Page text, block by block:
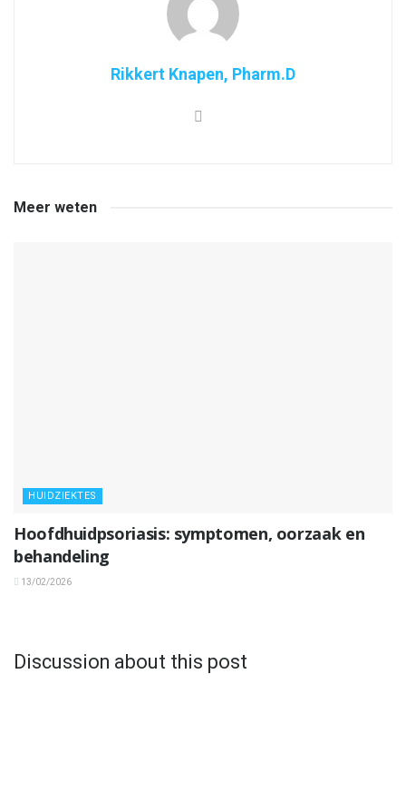
Rikkert Knapen, Pharm.D
Meer weten
HUIDZIEKTES
Hoofdhuidpsoriasis: symptomen, oorzaak en
behandeling
13/02/2026
Discussion about this post